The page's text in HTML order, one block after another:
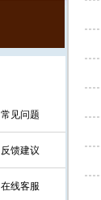
常见问题
反馈建议
在线客服